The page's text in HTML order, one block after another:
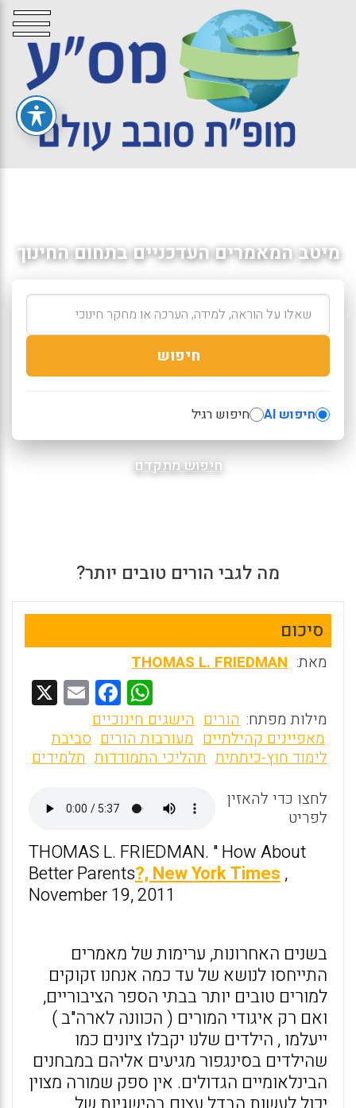
מיטב המאמרים העדכניים בתחום החינוך
חיפוש
חיפוש AI חיפוש רגיל
חיפוש מתקדם
מה לגבי הורים טובים יותר?
סיכום
מאת: THOMAS L. FRIEDMAN
W
h
at
s
A
p
p
F
a
ce
b
o
o
k
E
m
ai
l
מילות מפתח: הורים הישגים חינוכיים
מאפיינים קהילתיים מעורבות הורים סביבת
לימוד חוץ-כיתתית תהליכי התמודדות תלמידים
לחצו כדי להאזין
לפריט
THOMAS L. FRIEDMAN. " How About
Better Parents?, New York Times ,
November 19, 2011
בשנים האחרונות, ערימות של מאמרים
התייחסו לנושא של עד כמה אנחנו זקוקים
למורים טובים יותר בבתי הספר הציבוריים,
ואם רק איגודי המורים ( הכוונה לארה"ב )
ייעלמו , הילדים שלנו יקבלו ציונים כמו
שהילדים בסינגפור מגיעים אליהם במבחנים
הבינלאומיים הגדולים. אין ספק שמורה מצוין